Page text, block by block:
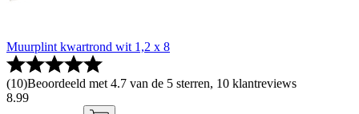
Muurplint kwartrond wit 1,2 x 8
(10)Beoordeeld met 4.7 van de 5 sterren, 10 klantreviews
8.99